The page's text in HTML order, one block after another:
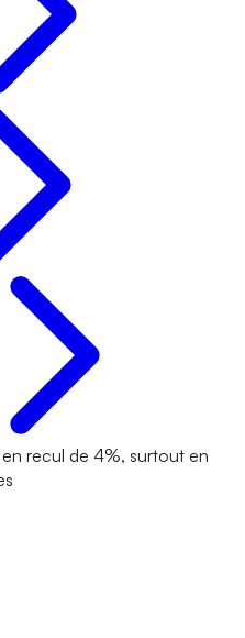
recul de 4%, surtout en